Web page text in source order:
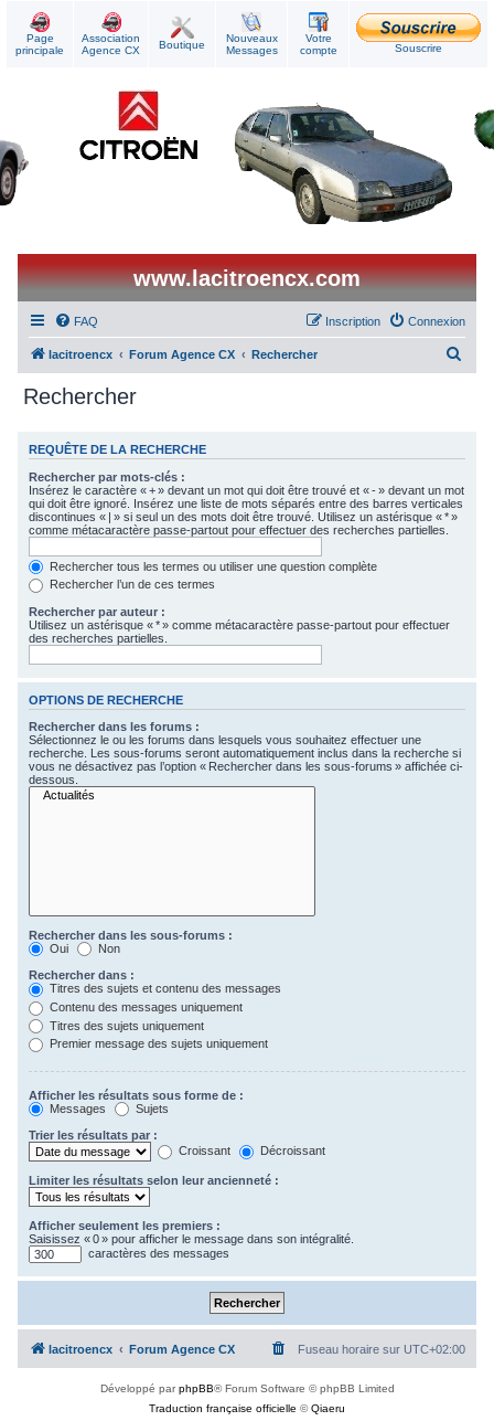
Page
principale
Association
Agence CX
Boutique
Nouveaux
Messages
Votre
compte
Souscrire
www.lacitroencx.com
FAQ Connexion
Inscription
lacitroencx Forum Agence CX Rechercher
e
r
Rechercher
REQUÊTE DE LA RECHERCHE
Rechercher par mots-clés :
Insérez le caractère « + » devant un mot qui doit être trouvé et « - » devant un mot
qui doit être ignoré. Insérez une liste de mots séparés entre des barres verticales
discontinues « | » si seul un des mots doit être trouvé. Utilisez un astérisque « * »
comme métacaractère passe-partout pour effectuer des recherches partielles.
Rechercher tous les termes ou utiliser une question complète
Rechercher l’un de ces termes
Rechercher par auteur :
Utilisez un astérisque « * » comme métacaractère passe-partout pour effectuer
des recherches partielles.
OPTIONS DE RECHERCHE
Rechercher dans les forums :
Sélectionnez le ou les forums dans lesquels vous souhaitez effectuer une
recherche. Les sous-forums seront automatiquement inclus dans la recherche si
vous ne désactivez pas l’option « Rechercher dans les sous-forums » affichée ci-
dessous.
Rechercher dans les sous-forums :
Oui
Non
Rechercher dans :
Titres des sujets et contenu des messages
Contenu des messages uniquement
Titres des sujets uniquement
Premier message des sujets uniquement
Afficher les résultats sous forme de :
Messages
Sujets
Trier les résultats par :
Croissant
Décroissant
Limiter les résultats selon leur ancienneté :
Afficher seulement les premiers :
Saisissez « 0 » pour afficher le message dans son intégralité.
caractères des messages
lacitroencx Forum Agence CX Fuseau horaire sur UTC+02:00
Développé parphpBB® Forum Software © phpBB Limited
Traduction française officielle ©Qiaeru